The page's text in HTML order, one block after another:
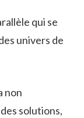
qui se
univers de
non
solutions,